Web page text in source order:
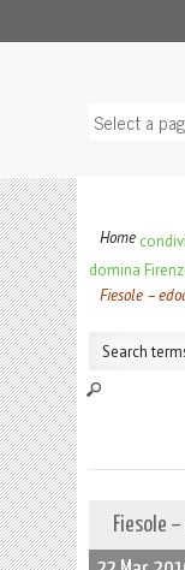
Home
domina
Fiesole –
Fiesole